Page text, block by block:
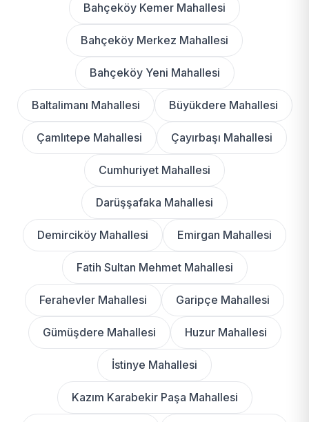
Bahçeköy Kemer Mahallesi
Bahçeköy Merkez Mahallesi
Bahçeköy Yeni Mahallesi
Baltalimanı Mahallesi Büyükdere Mahallesi
Çamlıtepe Mahallesi Çayırbaşı Mahallesi
Cumhuriyet Mahallesi
Darüşşafaka Mahallesi
Demirciköy Mahallesi Emirgan Mahallesi
Fatih Sultan Mehmet Mahallesi
Ferahevler Mahallesi Garipçe Mahallesi
Gümüşdere Mahallesi Huzur Mahallesi
İstinye Mahallesi
Kazım Karabekir Paşa Mahallesi